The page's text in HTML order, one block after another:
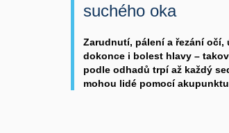
suchého oka
Zarudnutí, pálení a řezání
dokonce i bolest hlavy –
podle odhadů trpí až každý
mohou lidé pomocí